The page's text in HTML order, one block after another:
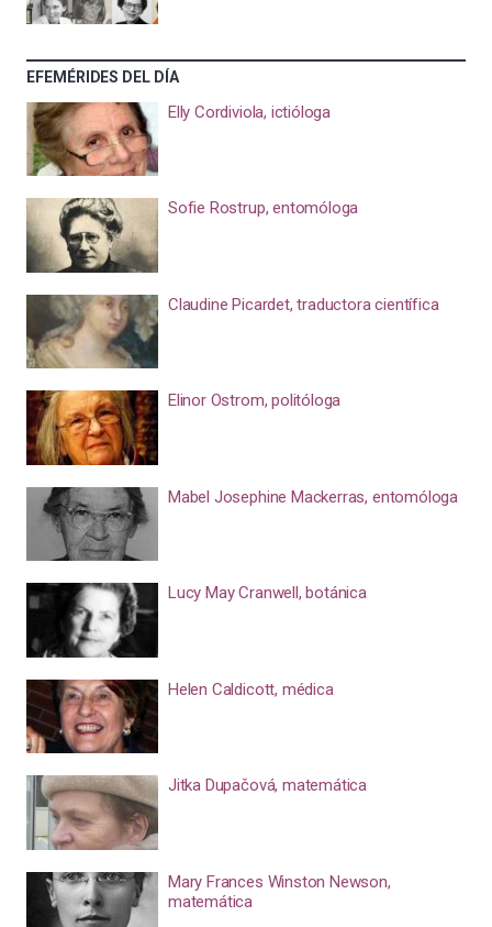
EFEMÉRIDES DEL DÍA
Elly Cordiviola, ictióloga
Sofie Rostrup, entomóloga
Claudine Picardet, traductora científica
Elinor Ostrom, politóloga
Mabel Josephine Mackerras, entomóloga
Lucy May Cranwell, botánica
Helen Caldicott, médica
Jitka Dupačová, matemática
Mary Frances Winston Newson,
matemática